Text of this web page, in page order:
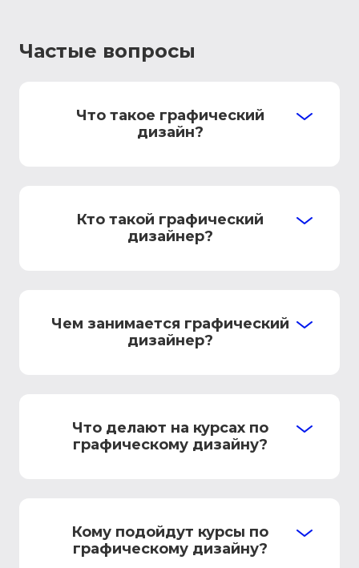
Частые вопросы
Что такое графический
дизайн?
Кто такой графический
дизайнер?
Чем занимается графический
дизайнер?
Что делают на курсах по
графическому дизайну?
Кому подойдут курсы по
графическому дизайну?